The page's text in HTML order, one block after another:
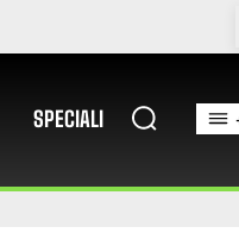
SPECIALI